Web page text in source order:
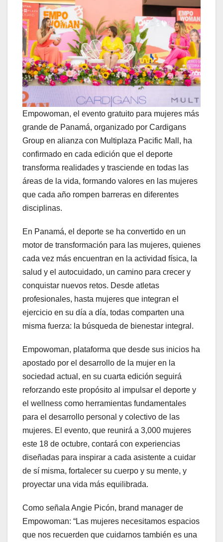
Empowoman, el evento gratuito para mujeres más
grande de Panamá, organizado por Cardigans
Group en alianza con Multiplaza Pacific Mall, ha
confirmado en cada edición que el deporte
transforma realidades y trasciende en todas las
áreas de la vida, formando valores en las mujeres
que cada año rompen barreras en diferentes
disciplinas.
En Panamá, el deporte se ha convertido en un
motor de transformación para las mujeres, quienes
cada vez más encuentran en la actividad física, la
salud y el autocuidado, un camino para crecer y
conquistar nuevos retos. Desde atletas
profesionales, hasta mujeres que integran el
ejercicio en su día a día, todas comparten una
misma fuerza: la búsqueda de bienestar integral.
Empowoman, plataforma que desde sus inicios ha
apostado por el desarrollo de la mujer en la
sociedad actual, en su cuarta edición seguirá
reforzando este propósito al impulsar el deporte y
el wellness como herramientas fundamentales
para el desarrollo personal y colectivo de las
mujeres. El evento, que reunirá a 3,000 mujeres
este 18 de octubre, contará con experiencias
diseñadas para inspirar a cada asistente a cuidar
de sí misma, fortalecer su cuerpo y su mente, y
proyectar una vida más equilibrada.
Como señala Angie Picón, brand manager de
Empowoman: “Las mujeres necesitamos espacios
que nos recuerden que cuidarnos también es una